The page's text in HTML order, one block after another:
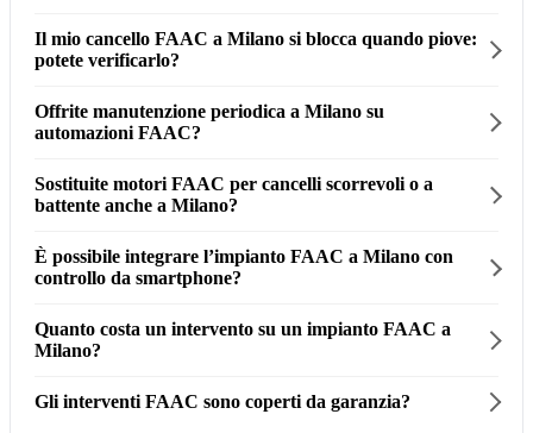
Il mio cancello FAAC a Milano si blocca quando piove:
potete verificarlo?
Offrite manutenzione periodica a Milano su
automazioni FAAC?
Sostituite motori FAAC per cancelli scorrevoli o a
battente anche a Milano?
È possibile integrare l’impianto FAAC a Milano con
controllo da smartphone?
Quanto costa un intervento su un impianto FAAC a
Milano?
Gli interventi FAAC sono coperti da garanzia?